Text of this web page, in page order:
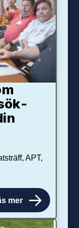
APT,
mer